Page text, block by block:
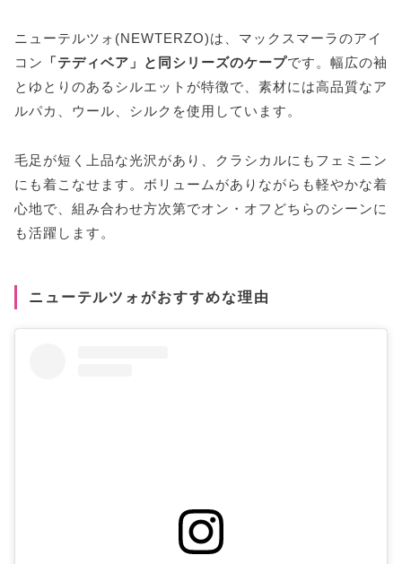
ニューテルツォ(NEWTERZO)は、マックスマーラのアイ
コン
「テディベア」と同シリーズのケープです。幅広の袖
とゆとりのあるシルエットが特徴で、素材には高品質なア
ルパカ、ウール、シルクを使用しています。
毛足が短く上品な光沢があり、クラシカルにもフェミニン
にも着こなせます。ボリュームがありながらも軽やかな着
心地で、組み合わせ方次第でオン・オフどちらのシーンに
も活躍します。
ニューテルツォがおすすめな理由